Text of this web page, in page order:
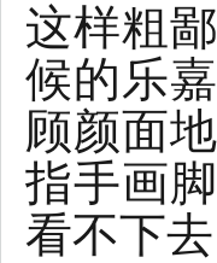
这样粗
候的乐
顾颜面
指手画
看不下